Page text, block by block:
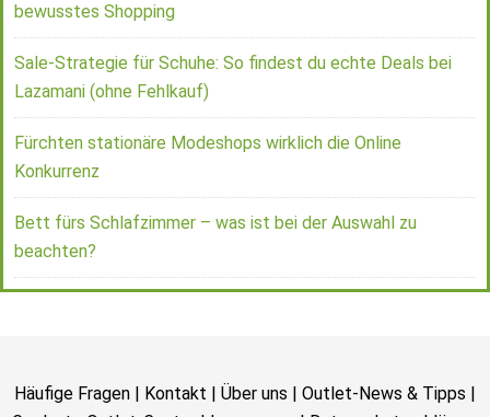
bewusstes Shopping
Sale-Strategie für Schuhe: So findest du echte Deals bei
Lazamani (ohne Fehlkauf)
Fürchten stationäre Modeshops wirklich die Online
Konkurrenz
Bett fürs Schlafzimmer – was ist bei der Auswahl zu
beachten?
Häufige Fragen | Kontakt | Über uns | Outlet-News & Tipps |